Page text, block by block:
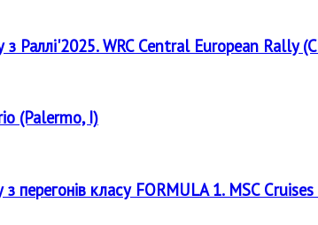
Раллі'2025. WRC Central European Rally
(Palermo, I)
перегонів класу FORMULA 1. MSC